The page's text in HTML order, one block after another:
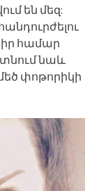
են մեզ:
համար
նաև
փոթորիկի